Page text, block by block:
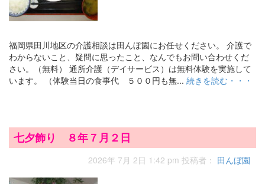
福岡県田川地区の介護相談は田んぼ園にお任せください。 介護で
わからないこと、疑問に思ったこと、なんでもお問い合わせくだ
さい。（無料） 通所介護（デイサービス）は無料体験を実施して
います。 （体験当日の食事代 ５００円も無... 続きを読む・・・
七夕飾り ８年７月２日
2026年 7月 2日 1:42 pm 投稿者： 田んぼ園